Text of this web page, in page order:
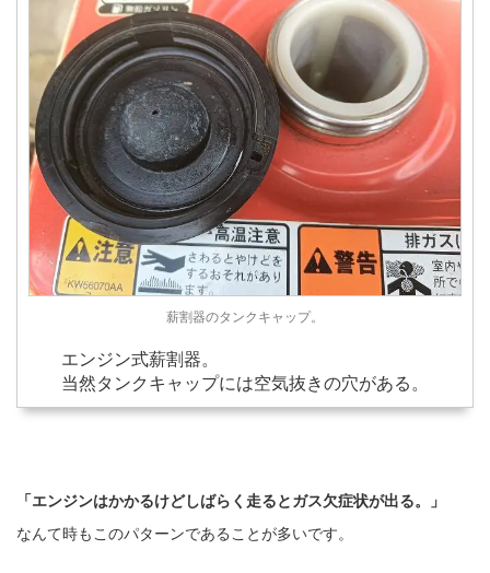
薪割器のタンクキャップ。
エンジン式薪割器。
当然タンクキャップには空気抜きの穴がある。
「エンジンはかかるけどしばらく走るとガス欠症状が出る。」
なんて時もこのパターンであることが多いです。